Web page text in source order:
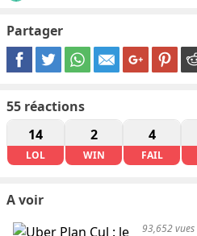
Partager
55 réactions
14
LOL
2
WIN
4
FAIL
A voir
93,652 vues